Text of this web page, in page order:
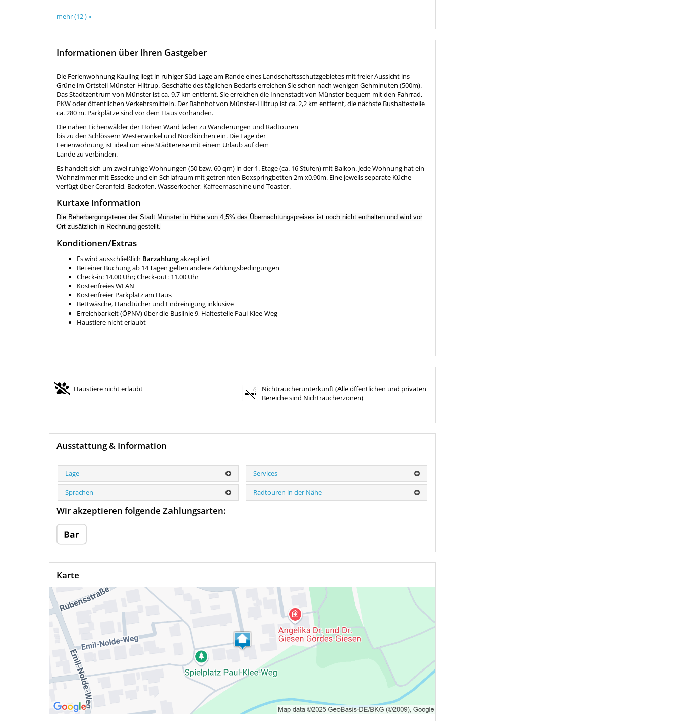
mehr (12 ) »
Informationen über Ihren Gastgeber
Die Ferienwohnung Kauling liegt in ruhiger Süd-Lage am Rande eines Landschaftsschutzgebietes mit freier Aussicht ins
Grüne im Ortsteil Münster-Hiltrup. Geschäfte des täglichen Bedarfs erreichen Sie schon nach wenigen Gehminuten (500m).
Das Stadtzentrum von Münster ist ca. 9,7 km entfernt. Sie erreichen die Innenstadt von Münster bequem mit den Fahrrad,
PKW oder öffentlichen Verkehrsmitteln. Der Bahnhof von Münster-Hiltrup ist ca. 2,2 km entfernt, die nächste Bushaltestelle
ca. 280 m. Parkplätze sind vor dem Haus vorhanden.
Die nahen Eichenwälder der Hohen Ward laden zu Wanderungen und Radtouren
bis zu den Schlössern Westerwinkel und Nordkirchen ein. Die Lage der
Ferienwohnung ist ideal um eine Städtereise mit einem Urlaub auf dem
Lande zu verbinden.
Es handelt sich um zwei ruhige Wohnungen (50 bzw. 60 qm) in der 1. Etage (ca. 16 Stufen) mit Balkon. Jede Wohnung hat ein
Wohnzimmer mit Essecke und ein Schlafraum mit getrennten Boxspringbetten 2m x0,90m. Eine jeweils separate Küche
verfügt über Ceranfeld, Backofen, Wasserkocher, Kaffeemaschine und Toaster.
Kurtaxe Information
Die Beherbergungsteuer der Stadt Münster in Höhe von 4,5% des Übernachtungspreises ist noch nicht enthalten und wird vor
Ort zusätzlich in Rechnung gestellt.
Konditionen/Extras
Es wird ausschließlich Barzahlungakzeptiert
Bei einer Buchung ab 14 Tagen gelten andere Zahlungsbedingungen
Check-in: 14.00 Uhr; Check-out: 11.00 Uhr
Kostenfreies WLAN
Kostenfreier Parkplatz am Haus
Bettwäsche, Handtücher und Endreinigung inklusive
Erreichbarkeit (ÖPNV) über die Buslinie 9, Haltestelle Paul-Klee-Weg
Haustiere nicht erlaubt
Haustiere nicht erlaubt
Nichtraucherunterkunft (Alle öffentlichen und privaten
Bereiche sind Nichtraucherzonen)
Ausstattung & Information
Lage Services
Sprachen Radtouren in der Nähe
Wir akzeptieren folgende Zahlungsarten:
Karte